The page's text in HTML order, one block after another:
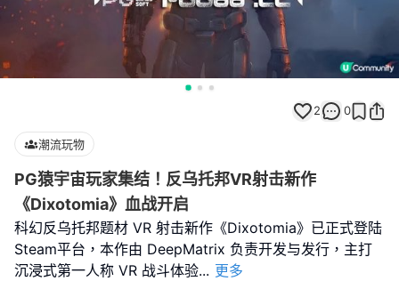
2 0
潮流玩物
PG猿宇宙玩家集结！反乌托邦VR射击新作
《Dixotomia》血战开启
科幻反乌托邦题材 VR 射击新作《Dixotomia》已正式登陆
Steam平台，本作由 DeepMatrix 负责开发与发行，主打
沉浸式第一人称 VR 战斗体验... 更多